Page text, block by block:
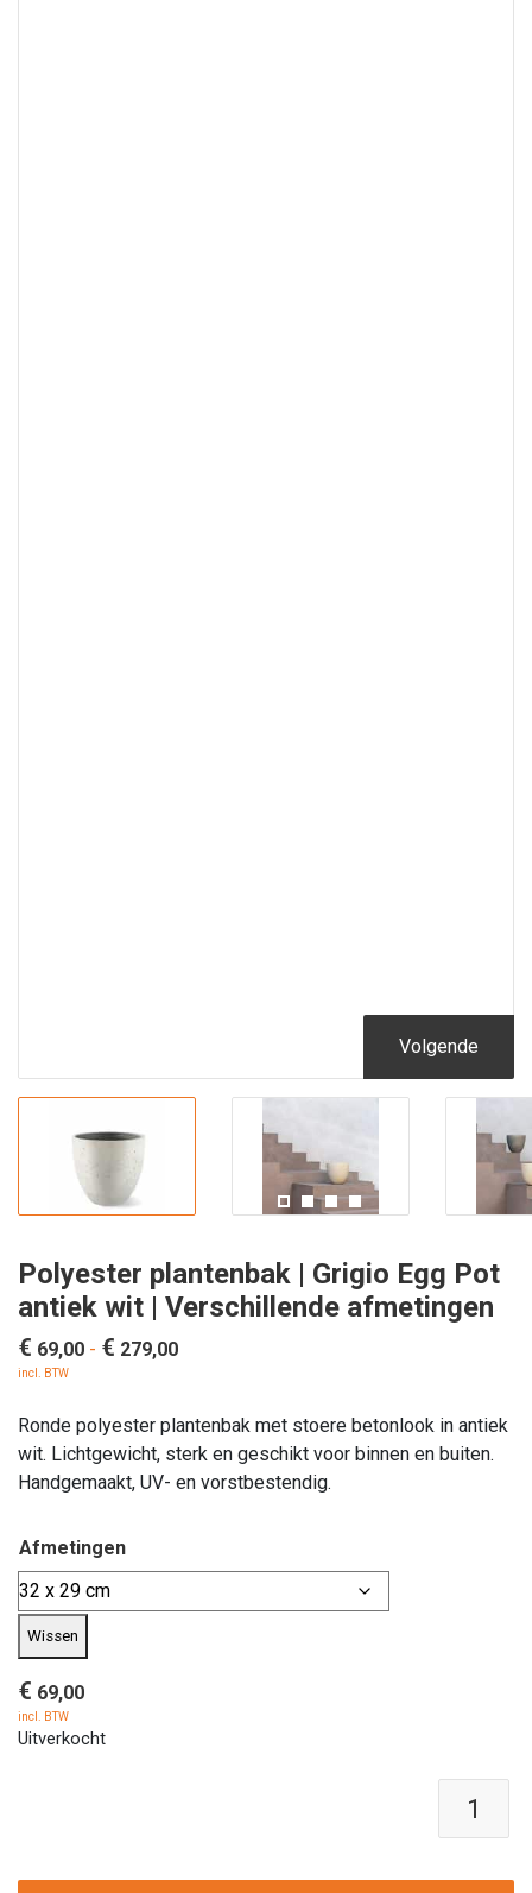
Volgende
Polyester plantenbak | Grigio Egg Pot
antiek wit | Verschillende afmetingen
€ 69,00 - € 279,00Prijsklasse:
€ 279,00
incl. BTW
Ronde polyester plantenbak met stoere betonlook in antiek
wit. Lichtgewicht, sterk en geschikt voor binnen en buiten.
Handgemaakt, UV- en vorstbestendig.
Afmetingen
Wissen
€ 69,00
incl. BTW
Uitverkocht
Grigio